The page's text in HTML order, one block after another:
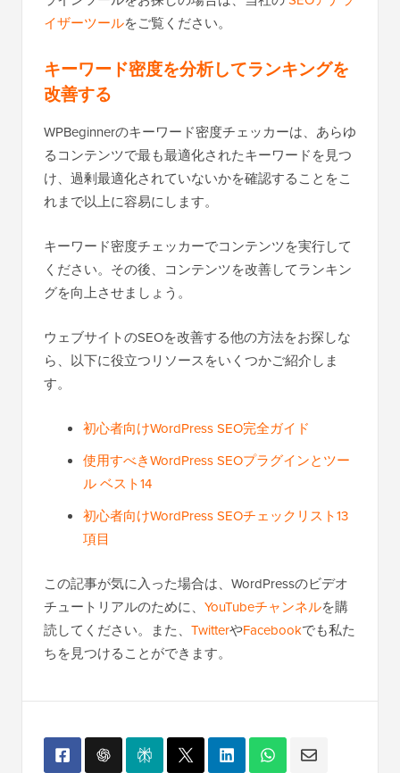
イザーツールをご覧ください。
キーワード密度を分析してランキングを
改善する
WPBeginnerのキーワード密度チェッカーは、あらゆ
るコンテンツで最も最適化されたキーワードを見つ
け、過剰最適化されていないかを確認することをこ
れまで以上に容易にします。
キーワード密度チェッカーでコンテンツを実行して
ください。その後、コンテンツを改善してランキン
グを向上させましょう。
ウェブサイトのSEOを改善する他の方法をお探しな
ら、以下に役立つリソースをいくつかご紹介しま
す。
初心者向けWordPress SEO完全ガイド
使用すべきWordPress SEOプラグインとツー
ル ベスト14
初心者向けWordPress SEOチェックリスト13
項目
この記事が気に入った場合は、WordPressのビデオ
チュートリアルのために、 YouTubeチャンネルを購
読してください。また、 TwitterやFacebookでも私た
ちを見つけることができます。